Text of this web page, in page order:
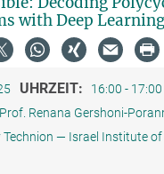
with Deep Learning
UHRZEIT: 16:00 - 17:00
Prof. Renana Gershoni-
— Israel Institute of